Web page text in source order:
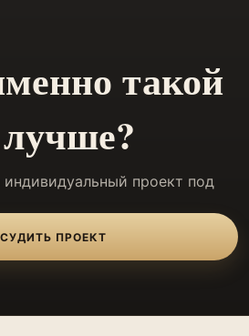
такой
проект под
ПРОЕКТ